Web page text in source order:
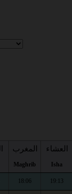
المغرب
Maghrib
العشاء
Isha
18:06 19:13